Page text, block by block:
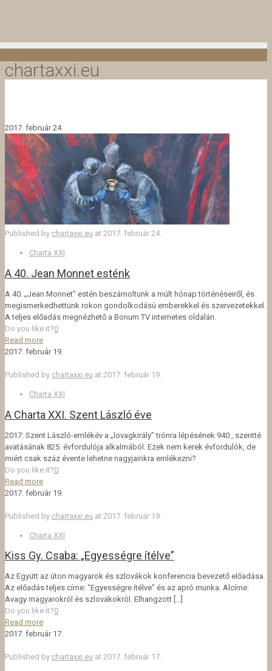
chartaxxi.eu
2017. február 24.
Published by chartaxxi.eu at 2017. február 24.
Charta XXI
A 40. Jean Monnet esténk
A 40. „Jean Monnet” estén beszámoltunk a múlt hónap történéseiről, és
megismerkedhettünk rokon gondolkodású emberekkel és szervezetekkel.
A teljes előadás megnézhető a Bonum TV internetes oldalán.
Do you like it?0
Read more
2017. február 19.
Published by chartaxxi.eu at 2017. február 19.
Charta XXI
A Charta XXI. Szent László éve
2017: Szent László-emlékév a „lovagkirály” trónra lépésének 940., szentté
avatásának 825. évfordulója alkalmából. Ezek nem kerek évfordulók, de
miért csak száz évente lehetne nagyjainkra emlékezni?
Do you like it?0
Read more
2017. február 19.
Published by chartaxxi.eu at 2017. február 19.
Charta XXI
Kiss Gy. Csaba: „Egyességre ítélve”
Az Együtt az úton magyarok és szlovákok konferencia bevezető előadása.
Az előadás teljes címe: “Egyességre ítélve” és az apró munka. Alcíme:
Avagy magyarokról és szlovákokról. Elhangzott […]
Do you like it?0
Read more
2017. február 17.
Published by chartaxxi.eu at 2017. február 17.